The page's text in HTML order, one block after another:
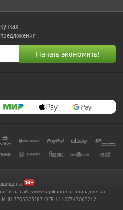
и на сайт www.kupikupon.ru принадлежат
ИНН 7705523387, ОГРН 1127747063212